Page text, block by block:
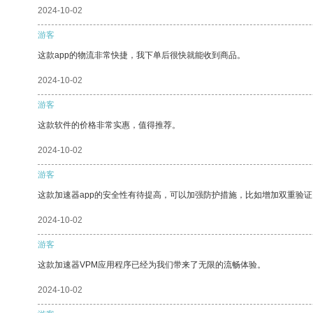
2024-10-02
游客
这款app的物流非常快捷，我下单后很快就能收到商品。
2024-10-02
游客
这款软件的价格非常实惠，值得推荐。
2024-10-02
游客
这款加速器app的安全性有待提高，可以加强防护措施，比如增加双重验
2024-10-02
游客
这款加速器VPM应用程序已经为我们带来了无限的流畅体验。
2024-10-02